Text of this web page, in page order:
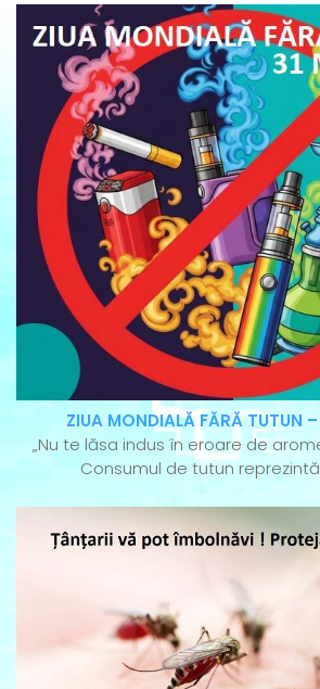
ZIUA MONDIALĂ FĂRĂ TUTUN
„Nu te lăsa indus în eroare de
Consumul de tutun